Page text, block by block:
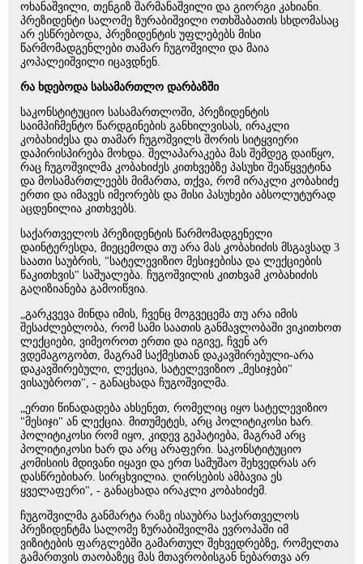
ოხანაშვილი, თენგიზ შარმანაშვილი და გიორგი კახიანი.
პრეზიდენტი სალომე ზურაბიშვილი ოთხშაბათის სხდომასაც
არ ესწრებოდა, პრეზიდენტის უფლებებს მისი
წარმომადგენლები თამარ ჩუგოშვილი და მაია
კოპალეიშვილი იცავდნენ.
რა ხდებოდა სასამართლო დარბაზში
საკონსტიტუციო სასამართლოში, პრეზიდენტის
საიმპიჩმენტო წარდგინების განხილვისას, ირაკლი
კობახიძესა და თამარ ჩუგოშვილს შორის სიტყვიერი
დაპირისპირება მოხდა. შელაპარაკება მას შემდეგ დაიწყო,
რაც ჩუგოშვილმა კობახიძეს კითხვებზე პასუხი შეაწყვეტინა
და მოსამართლეებს მიმართა, თქვა, რომ ირაკლი კობახიძე
ერთი და იმავეს იმეორებს და მისი პასუხები აბსოლუტურად
აცდენილია კითხვებს.
საქართველოს პრეზიდენტის წარმომადგენელი
დაინტერესდა, მიეცემოდა თუ არა მას კობახიძის მსგავსად 3
საათი საუბრის, "სატელევიზიო მესიჯებისა და ლექციების
წაკითხვის" საშუალება. ჩუგოშვილის კითხვამ კობახიძის
გაღიზიანება გამოიწვია.
„გარკვევა მინდა იმის, ჩვენც მოგვეცემა თუ არა იმის
შესაძლებლობა, რომ სამი საათის განმავლობაში ვიკითხოთ
ლექციები, ვიმეოროთ ერთი და იგივე, ჩვენ არ
ვდემაგოგობთ, მაგრამ საქმესთან დაკავშირებული-არა
დაკავშირებული, ლექცია, სატელევიზიო „მესიჯები"
ვისაუბროთ", - განაცხადა ჩუგოშვილმა.
„ერთი წინადადება ახსენეთ, რომელიც იყო სატელევიზიო
"მესიჯი" ან ლექცია. მითუმეტეს, არც პოლიტიკოსი ხარ.
პოლიტიკოსი რომ იყო, კიდევ გეპატიება, მაგრამ არც
პოლიტიკოსი ხარ და არც არაფერი. საკონსტიტუციო
კომისიის მდივანი იყავი და ერთ სამუშაო შეხვედრას არ
დასწრებიხარ. სირცხვილია. ღირსების ამბავია ეს
ყველაფერი", - განაცხადა ირაკლი კობახიძემ.
ჩუგოშვილმა განმარტა რაზე ისაუბრა საქართველოს
პრეზიდენტმა სალომე ზურაბიშვილმა ევროპაში იმ
ვიზიტების ფარგლებში გამართულ შეხვედრებზე, რომელთა
გამართვის თაობაზეც მას მთავრობისგან ნებართვა არ